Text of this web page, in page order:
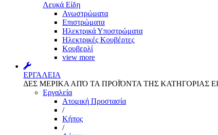
Λευκά Είδη
Ανωστρώματα
Επιστρώματα
Ηλεκτρικά Υποστρώματα
Ηλεκτρικές Κουβέρτες
Κουβερλί
view more
ΕΡΓΑΛΕΙΑ
ΔΕΣ ΜΕΡΙΚΑ ΑΠΌ ΤΑ ΠΡΟΪΌΝΤΑ ΤΗΣ ΚΑΤΗΓΟΡΙΑΣ
Εργαλεία
Aτομική Προστασία
/
Kήπος
/